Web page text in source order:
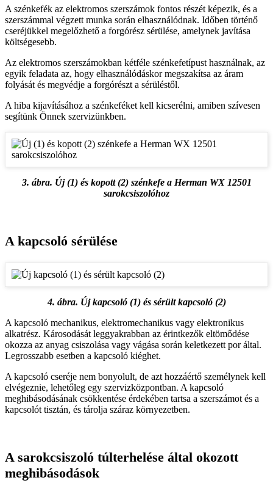
A szénkefék az elektromos szerszámok fontos részét képezik, és a
szerszámmal végzett munka során elhasználódnak. Időben történő
cseréjükkel megelőzhető a forgórész sérülése, amelynek javítása
költségesebb.
Az elektromos szerszámokban kétféle szénkefetípust használnak, az
egyik feladata az, hogy elhasználódáskor megszakítsa az áram
folyását és megvédje a forgórészt a sérüléstől.
A hiba kijavításához a szénkeféket kell kicserélni, amiben szívesen
segítünk Önnek szervizünkben.
3. ábra. Új (1) és kopott (2) szénkefe a Herman WX 12501
sarokcsiszolóhoz
A kapcsoló sérülése
4. ábra. Új kapcsoló (1) és sérült kapcsoló (2)
A kapcsoló mechanikus, elektromechanikus vagy elektronikus
alkatrész. Károsodását leggyakrabban az érintkezők eltömődése
okozza az anyag csiszolása vagy vágása során keletkezett por által.
Legrosszabb esetben a kapcsoló kiéghet.
A kapcsoló cseréje nem bonyolult, de azt hozzáértő személynek kell
elvégeznie, lehetőleg egy szervizközpontban. A kapcsoló
meghibásodásának csökkentése érdekében tartsa a szerszámot és a
kapcsolót tisztán, és tárolja száraz környezetben.
A sarokcsiszoló túlterhelése által okozott
meghibásodások